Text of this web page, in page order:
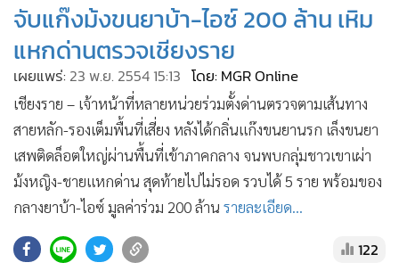
• การเมือง
• ท่องเที่ยว
• กีฬา
• ต่างประเทศ
• Special Scoop
• เศรษฐกิจ-ธุรกิจ
ชุมชน-คุณภาพชีวิต
• อาชญากรรม
จับแก๊งม้งขนยาบ้า-ไอซ์ 200 ล้าน เหิม
แหกด่านตรวจเชียงราย
เผยแพร่: 23 พ.ย. 2554 15:13 โดย: MGR Online
เชียงราย – เจ้าหน้าที่หลายหน่วยร่วมตั้งด่านตรวจตามเส้นทาง
สายหลัก-รองเต็มพื้นที่เสี่ยง หลังได้กลิ่นแก๊งขนยานรก เล็งขนยา
เสพติดล็อตใหญ่ผ่านพื้นที่เข้าภาคกลาง จนพบกลุ่มชาวเขาเผ่า
ม้งหญิง-ชายแหกด่าน สุดท้ายไปไม่รอด รวบได้ 5 ราย พร้อมของ
กลางยาบ้า-ไอซ์ มูลค่าร่วม 200 ล้าน รายละเอียด...
122